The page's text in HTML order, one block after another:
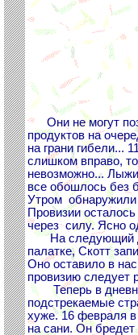
Они не могут
продуктов на
на грани гибели...
слишком вправо,
невозможно...
все обошлось без
Утром обнаружили
Провизии
через силу. Ясно
На следующий
палатке, Скотт
Оно оставило в
провизию следует
Теперь в
подстрекаемые
хуже. 16 февраля в
на сани. Он